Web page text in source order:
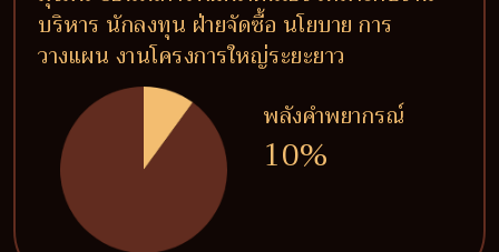
บริหาร นักลงทุน ฝ่ายจัดซื้อ นโยบาย การ
วางแผน งานโครงการใหญ่ระยะยาว
พลังคำพยากรณ์
10%